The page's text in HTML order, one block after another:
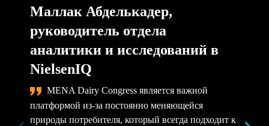
Маллак Абделькадер,
руководитель отдела
аналитики и исследований в
NielsenIQ
MENA Dairy Congress является важной
платформой из-за постоянно меняющейся
природы потребителя, который всегда подходит к